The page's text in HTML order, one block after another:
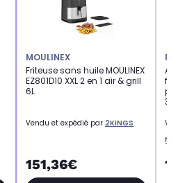
MOULINEX
Friteuse sans huile MOULINEX
EZ801D10 XXL 2 en 1 air & grill
6L
Vendu et expédié par 2KINGS
151,36€